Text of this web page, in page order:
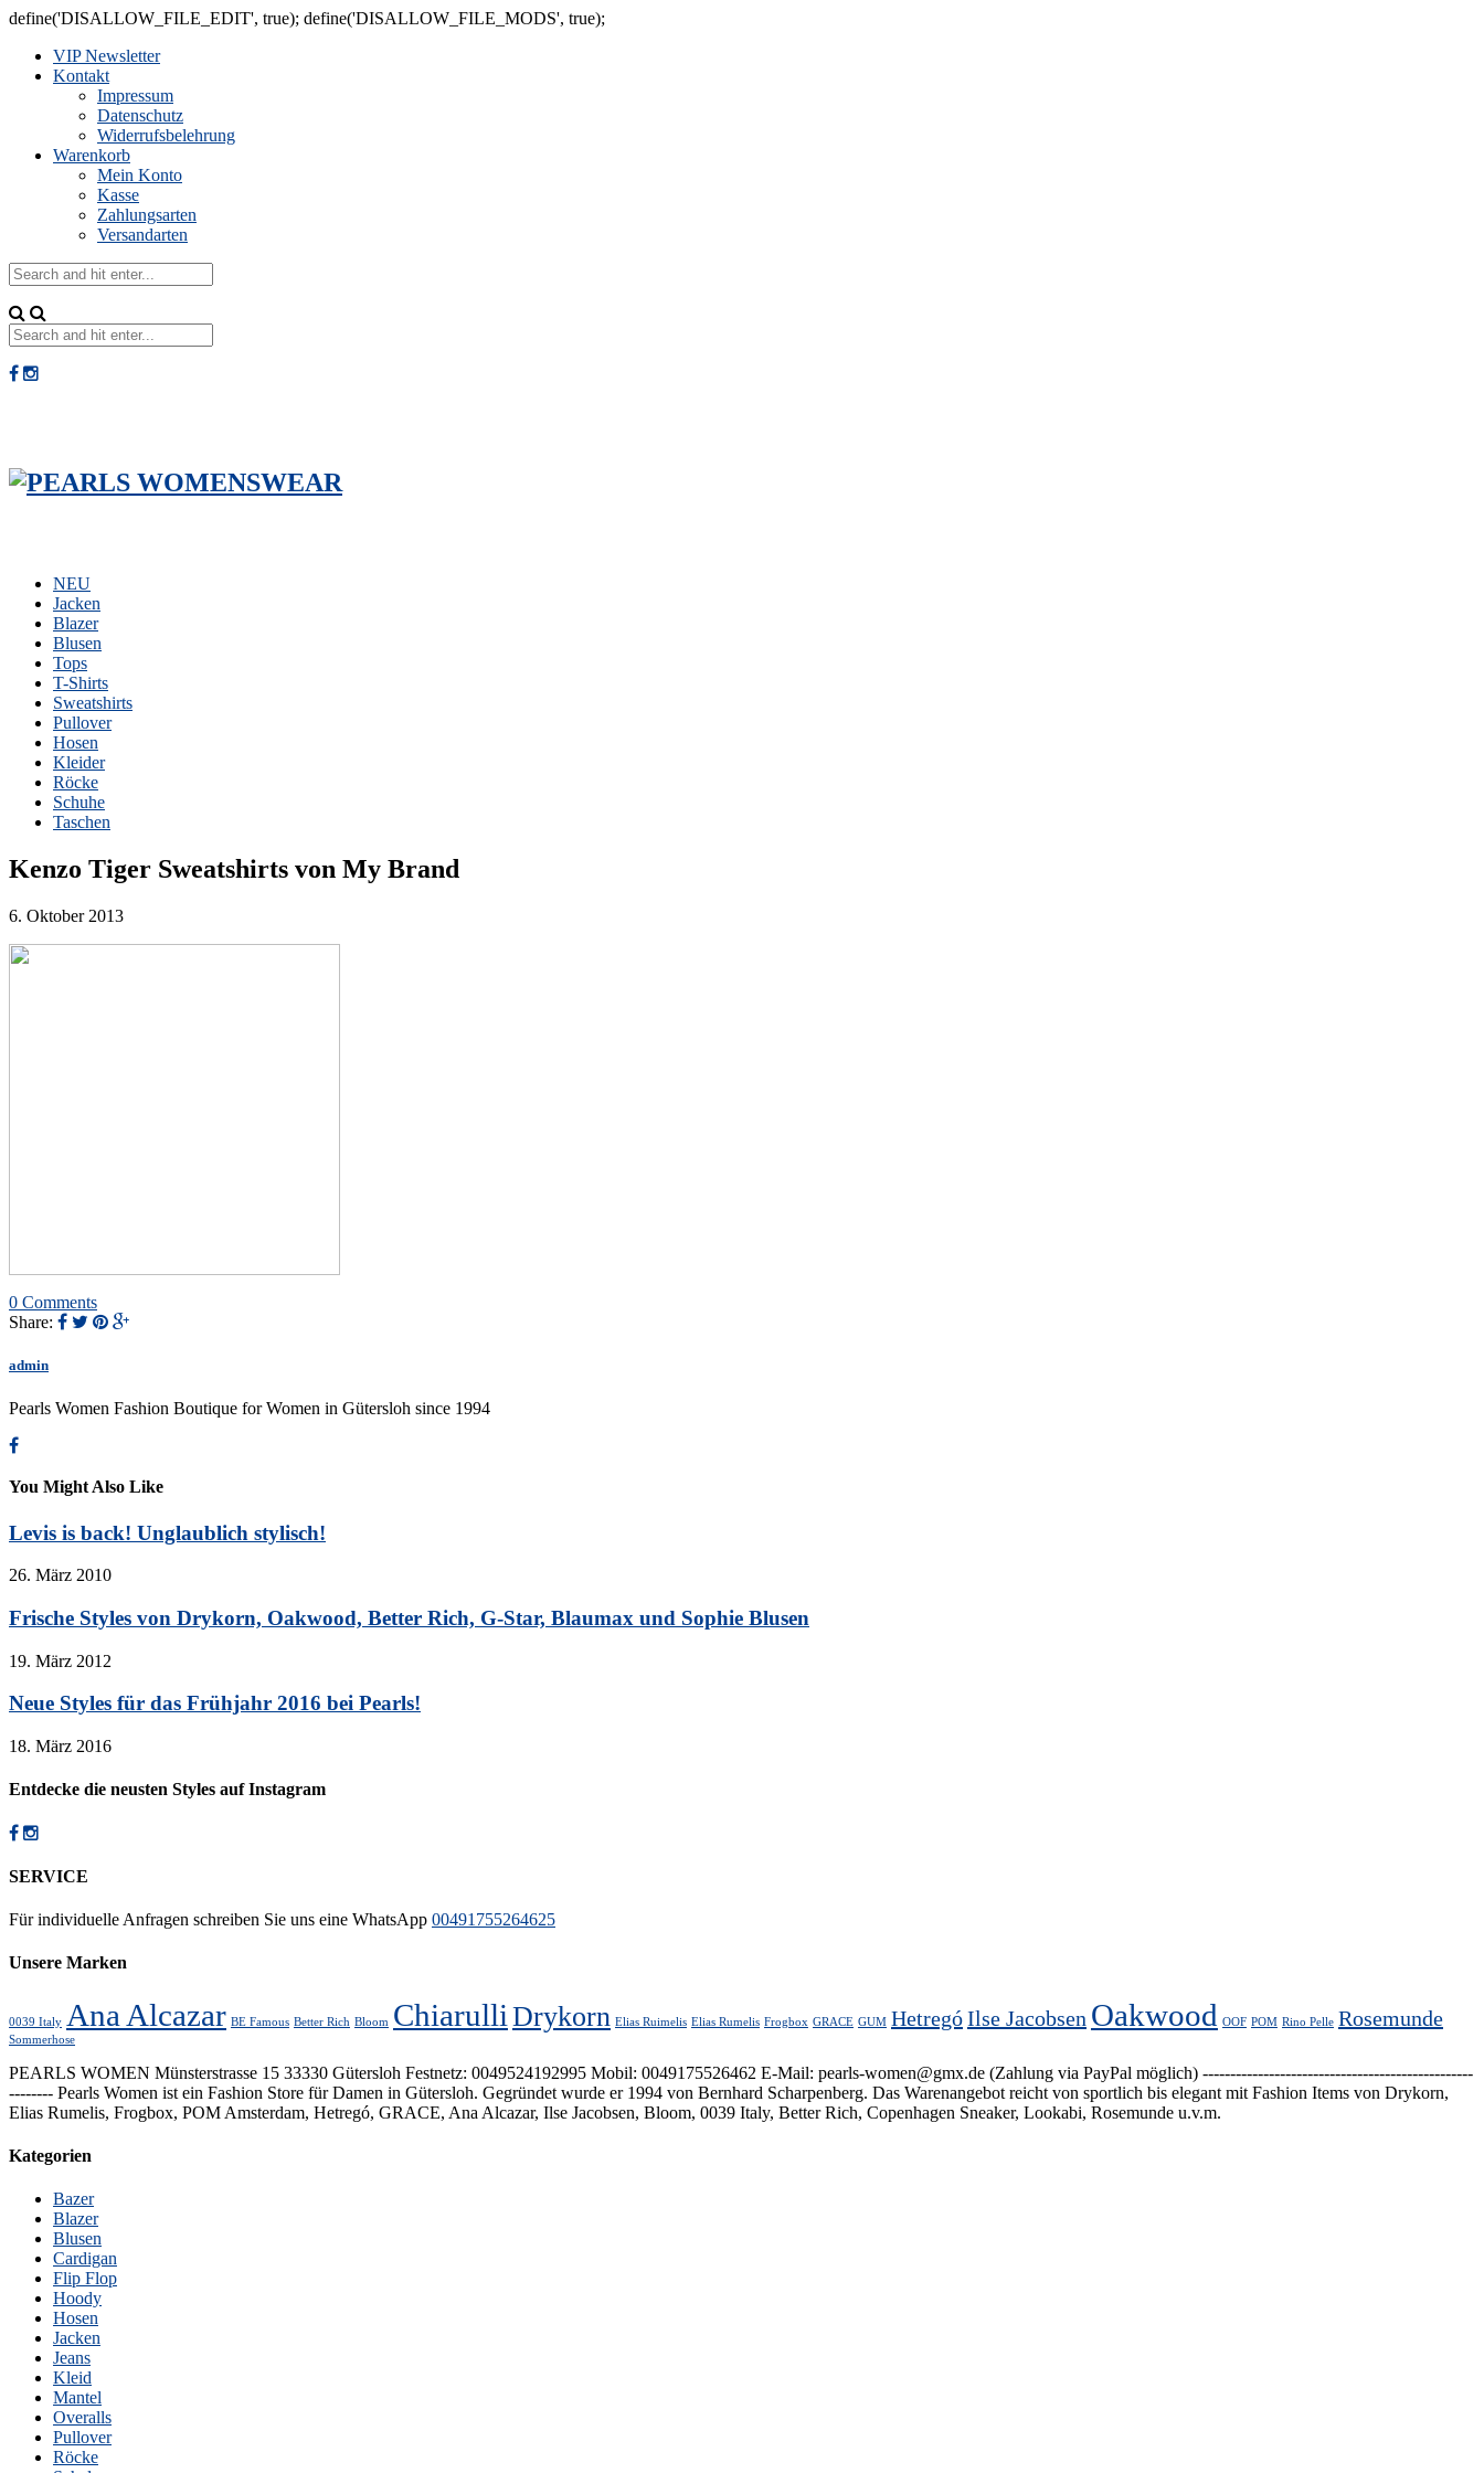
define('DISALLOW_FILE_EDIT', true); define('DISALLOW_FILE_MODS', true);
VIP Newsletter
Kontakt
Impressum
Datenschutz
Widerrufsbelehrung
Warenkorb
Mein Konto
Kasse
Zahlungsarten
Versandarten
NEU
Jacken
Blazer
Blusen
Tops
T-Shirts
Sweatshirts
Pullover
Hosen
Kleider
Röcke
Schuhe
Taschen
Kenzo Tiger Sweatshirts von My Brand
6. Oktober 2013
0 Comments
Share:
admin
Pearls Women Fashion Boutique for Women in Gütersloh since 1994
You Might Also Like
Levis is back! Unglaublich stylisch!
26. März 2010
Frische Styles von Drykorn, Oakwood, Better Rich, G-Star, Blaumax und Sophie Blusen
19. März 2012
Neue Styles für das Frühjahr 2016 bei Pearls!
18. März 2016
Entdecke die neusten Styles auf Instagram
SERVICE
Für individuelle Anfragen schreiben Sie uns eine WhatsApp 00491755264625
Unsere Marken
0039 Italy Ana Alcazar BE Famous Better Rich Bloom Chiarulli Drykorn Elias Ruimelis Elias Rumelis Frogbox GRACE GUM HetregóIlse Jacobsen Oakwood OOF POM Rino Pelle Rosemunde
Sommerhose
PEARLS WOMEN Münsterstrasse 15 33330 Gütersloh Festnetz: 0049524192995 Mobil: 0049175526462 E-Mail: pearls-women@gmx.de (Zahlung via PayPal möglich) -------------------------------------------------
-------- Pearls Women ist ein Fashion Store für Damen in Gütersloh. Gegründet wurde er 1994 von Bernhard Scharpenberg. Das Warenangebot reicht von sportlich bis elegant mit Fashion Items von Drykorn,
Elias Rumelis, Frogbox, POM Amsterdam, Hetregó, GRACE, Ana Alcazar, Ilse Jacobsen, Bloom, 0039 Italy, Better Rich, Copenhagen Sneaker, Lookabi, Rosemunde u.v.m.
Kategorien
Bazer
Blazer
Blusen
Cardigan
Flip Flop
Hoody
Hosen
Jacken
Jeans
Kleid
Mantel
Overalls
Pullover
Röcke